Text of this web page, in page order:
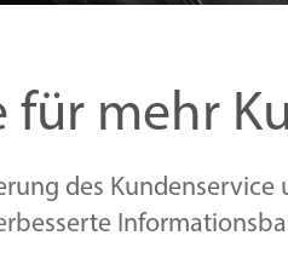
für mehr
des